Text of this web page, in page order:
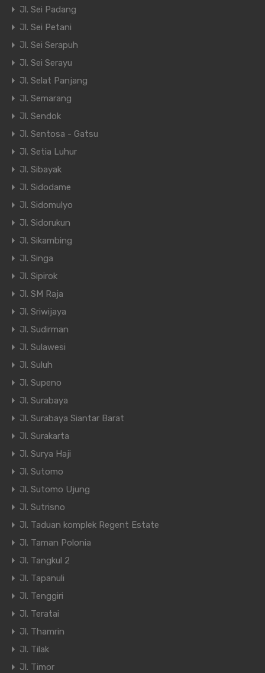
Jl. Sei Padang
Jl. Sei Petani
Jl. Sei Serapuh
Jl. Sei Serayu
Jl. Selat Panjang
Jl. Semarang
Jl. Sendok
Jl. Sentosa - Gatsu
Jl. Setia Luhur
Jl. Sibayak
Jl. Sidodame
Jl. Sidomulyo
Jl. Sidorukun
Jl. Sikambing
Jl. Singa
Jl. Sipirok
Jl. SM Raja
Jl. Sriwijaya
Jl. Sudirman
Jl. Sulawesi
Jl. Suluh
Jl. Supeno
Jl. Surabaya
Jl. Surabaya Siantar Barat
Jl. Surakarta
Jl. Surya Haji
Jl. Sutomo
Jl. Sutomo Ujung
Jl. Sutrisno
Jl. Taduan komplek Regent Estate
Jl. Taman Polonia
Jl. Tangkul 2
Jl. Tapanuli
Jl. Tenggiri
Jl. Teratai
Jl. Thamrin
Jl. Tilak
Jl. Timor